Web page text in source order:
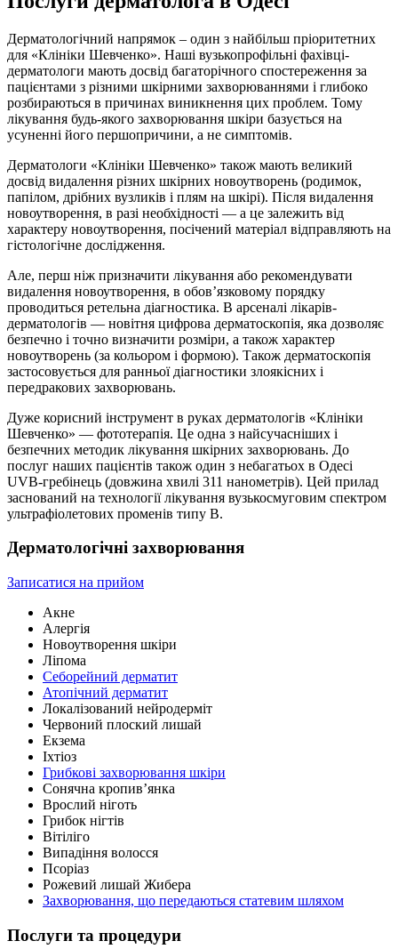
Дерматологічний напрямок – один з найбільш пріоритетних
для «Клініки Шевченко». Наші вузькопрофільні фахівці-
дерматологи мають досвід багаторічного спостереження за
пацієнтами з різними шкірними захворюваннями і глибоко
розбираються в причинах виникнення цих проблем. Тому
лікування будь-якого захворювання шкіри базується на
усуненні його першопричини, а не симптомів.
Дерматологи «Клініки Шевченко» також мають великий
досвід видалення різних шкірних новоутворень (родимок,
папілом, дрібних вузликів і плям на шкірі). Після видалення
новоутворення, в разі необхідності — а це залежить від
характеру новоутворення, посічений матеріал відправляють на
гістологічне дослідження.
Але, перш ніж призначити лікування або рекомендувати
видалення новоутворення, в обов’язковому порядку
проводиться ретельна діагностика. В арсеналі лікарів-
дерматологів — новітня цифрова дерматоскопія, яка дозволяє
безпечно і точно визначити розміри, а також характер
новоутворень (за кольором і формою). Також дерматоскопія
застосовується для ранньої діагностики злоякісних і
передракових захворювань.
Дуже корисний інструмент в руках дерматологів «Клініки
Шевченко» — фототерапія. Це одна з найсучасніших і
безпечних методик лікування шкірних захворювань. До
послуг наших пацієнтів також один з небагатьох в Одесі
UVB-гребінець (довжина хвилі 311 нанометрів). Цей прилад
заснований на технології лікування вузькосмуговим спектром
ультрафіолетових променів типу В.
Дерматологічні захворювання
Записатися на прийом
Акне
Алергія
Новоутворення шкіри
Ліпома
Себорейний дерматит
Атопічний дерматит
Локалізований нейродерміт
Червоний плоский лишай
Екзема
Іхтіоз
Грибкові захворювання шкіри
Сонячна кропив’янка
Врослий ніготь
Грибок нігтів
Вітіліго
Випадіння волосся
Псоріаз
Рожевий лишай Жибера
Захворювання, що передаються статевим шляхом
Послуги та процедури